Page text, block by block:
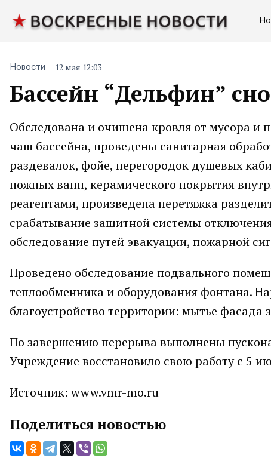
Бассейн “Дельфин”
Новости 12 мая 12:03
Обследована и очищена кровля от мусора и
чаш бассейна, проведены санитарная
раздевалок, фойе, перегородок душевых
ножных ванн, керамического покрытия
реагентами, произведена перетяжка
срабатывание защитной системы
обследование путей эвакуации, пожарной
Проведено обследование подвального
теплообменника и оборудования фонтана.
благоустройство территории: мытье фасада
По завершению перерыва выполнены
Учреждение восстановило свою работу с 5
Источник: www.vmr-mo.ru
Поделиться новостью